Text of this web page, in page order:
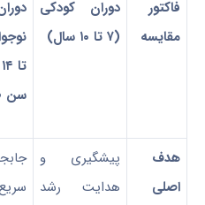
فاکتور
مقایسه
دوران کودکی
(۷تا ۱۰ سال)
تا ۱۴
سن
هدف
اصلی
پیشگیری و
هدایت رشد